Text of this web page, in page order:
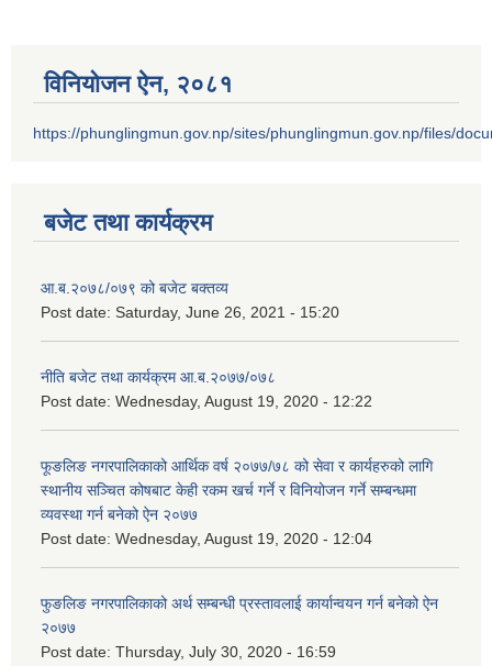
विनियोजन ऐन‚ २०८१
https://phunglingmun.gov.np/sites/phunglingmun.gov.np/files/
बजेट तथा कार्यक्रम
आ.ब.२०७८/०७९ को बजेट बक्तव्य
Post date: Saturday, June 26, 2021 - 15:20
नीति बजेट तथा कार्यक्रम आ.ब.२०७७/०७८
Post date: Wednesday, August 19, 2020 - 12:22
फूङलिङ नगरपालिकाको आर्थिक वर्ष २०७७/७८ को सेवा र कार्यहरुको लागि
स्थानीय सञ्चित कोषबाट केही रकम खर्च गर्ने र विनियोजन गर्ने सम्बन्धमा
व्यवस्था गर्न बनेको ऐन २०७७
Post date: Wednesday, August 19, 2020 - 12:04
फुङलिङ नगरपालिकाको अर्थ सम्बन्धी प्रस्तावलाई कार्यान्वयन गर्न बनेको ऐन
२०७७
Post date: Thursday, July 30, 2020 - 16:59